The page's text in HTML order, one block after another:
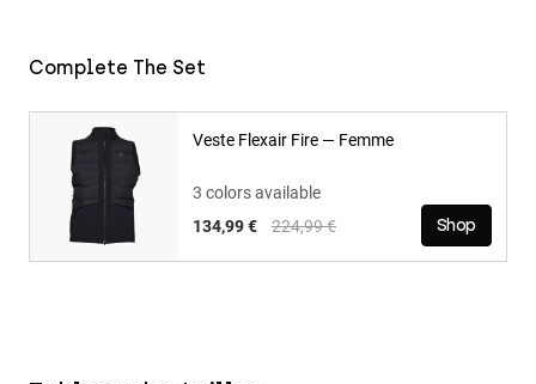
Complete The Set
Veste Flexair Fire — Femme
3 colors available
Price reduced from
224,99 €to
134,99 € Shop